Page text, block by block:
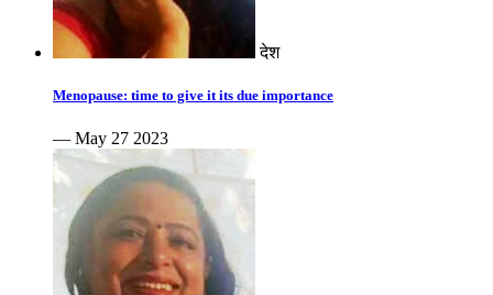
देश
Menopause: time to give it its due importance
— May 27 2023